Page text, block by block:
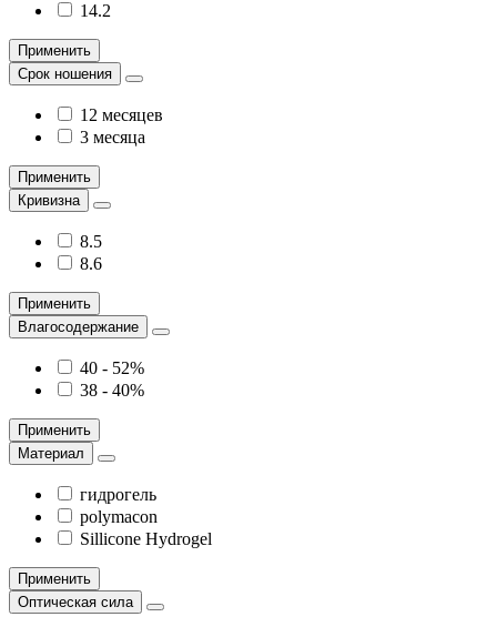
14.2
Применить
Срок ношения
12 месяцев
3 месяца
Применить
Кривизна
8.5
8.6
Применить
Влагосодержание
40 - 52%
38 - 40%
Применить
Материал
гидрогель
polymacon
Sillicone Hydrogel
Применить
Оптическая сила